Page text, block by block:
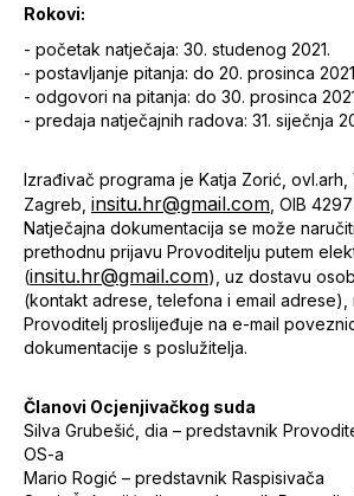
Rokovi:
- početak natječaja: 30. studenog 2021.
- postavljanje pitanja: do 20. prosinca
- odgovori na pitanja: do 30. prosinca
- predaja natječajnih radova: 31. siječnja
Izrađivač programa je Katja Zorić, ovl.arh,
Zagreb, insitu.hr@gmail.com , OIB
Natječajna dokumentacija se može
prethodnu prijavu Provoditelju putem
(insitu.hr@gmail.com), uz dostavu
(kontakt adrese, telefona i email adrese),
Provoditelj proslijeđuje na e-mail
dokumentacije s poslužitelja.
Članovi Ocjenjivačkog suda
Silva Grubešić, dia – predstavnik
OS-a
Mario Rogić – predstavnik Raspisivača